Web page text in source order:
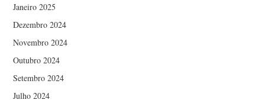
Janeiro 2025
Dezembro 2024
Novembro 2024
Outubro 2024
Setembro 2024
Julho 2024